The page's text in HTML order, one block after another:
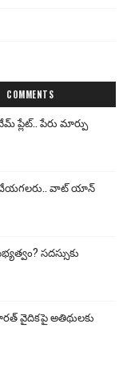
COMMENTS
ప్లేట్‌.. పేరు మార్పు
చేయగలరు.. వాట్ యాన్
సదస్సుకు
వైదికపై అతిథులకు